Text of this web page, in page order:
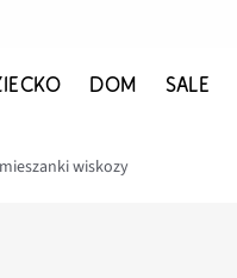
DOM SALE
wiskozy